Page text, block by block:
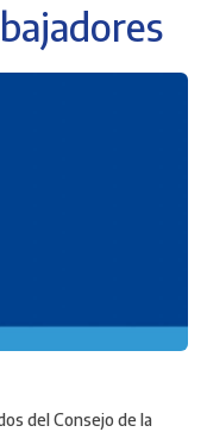
del Consejo de la